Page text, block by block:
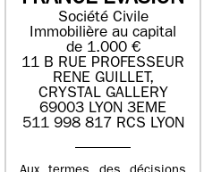
Société Civile
Immobilière au capital
de 1.000 €
11 B RUE PROFESSEUR
RENE GUILLET,
CRYSTAL GALLERY
69003 LYON 3EME
511 998 817 RCS LYON